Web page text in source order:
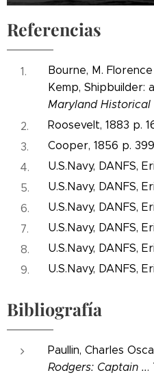
Referencias
Bourne, M.
Kemp, Shipbuilder:
Maryland Historical
Roosevelt, 1883 p.
Cooper, 1856 p. 399
U.S.Navy, DANFS,
U.S.Navy, DANFS,
U.S.Navy, DANFS,
U.S.Navy, DANFS,
U.S.Navy, DANFS,
U.S.Navy, DANFS,
Bibliografía
Paullin, Charles
Rodgers: Captain ...